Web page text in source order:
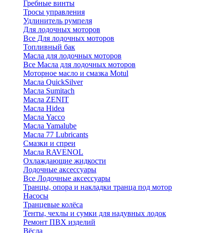
Гребные винты
Тросы управления
Удлинитель румпеля
Для лодочных моторов
Все Для лодочных моторов
Топливный бак
Масла для лодочных моторов
Все Масла для лодочных моторов
Моторное масло и смазка Motul
Масла QuickSilver
Масла Sumitach
Масла ZENIT
Масла Hidea
Масла Yacco
Масла Yamalube
Масла 77 Lubricants
Смазки и спреи
Масла RAVENOL
Охлаждающие жидкости
Лодочные аксессуары
Все Лодочные аксессуары
Транцы, опора и накладки транца под мотор
Насосы
Транцевые колёса
Тенты, чехлы и сумки для надувных лодок
Ремонт ПВХ изделий
Вёсла